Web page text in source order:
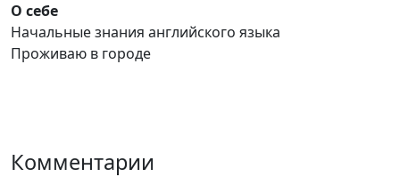
О себе
Начальные знания английского языка
Проживаю в городе
Комментарии